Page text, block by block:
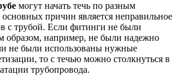
могут начать течь по разным
причин является неправильное
с трубой. Если фитинги не были
образом, например, не были надежно
не были использованы нужные
то с течью можно столкнуться в
трубопровода.